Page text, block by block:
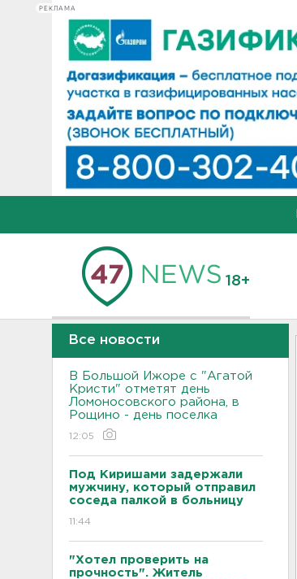
РЕКЛАМА
18+
Все новости
В Большой Ижоре с "Агатой
Кристи" отметят день
Ломоносовского района, в
Рощино - день поселка
12:05
Под Киришами задержали
мужчину, который отправил
соседа палкой в больницу
11:44
"Хотел проверить на
прочность". Житель